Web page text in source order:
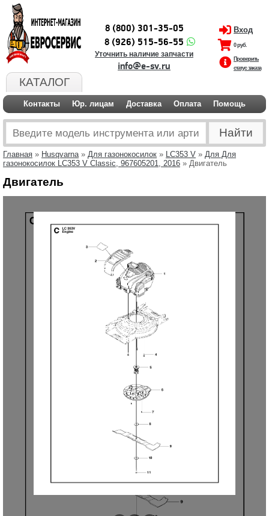
КАТАЛОГ
8 (800) 301-35-05
8 (926) 515-56-55
Уточнить наличие запчасти
info@e-sv.ru
Вход
0 руб.
Проверить
статус заказа
Контакты Юр. лицам Доставка Оплата Помощь
Главная » Husqvarna» Для газонокосилок » LC353 V » Для Для
газонокосилок LC353 V Classic, 967605201, 2016 » Двигатель
Двигатель